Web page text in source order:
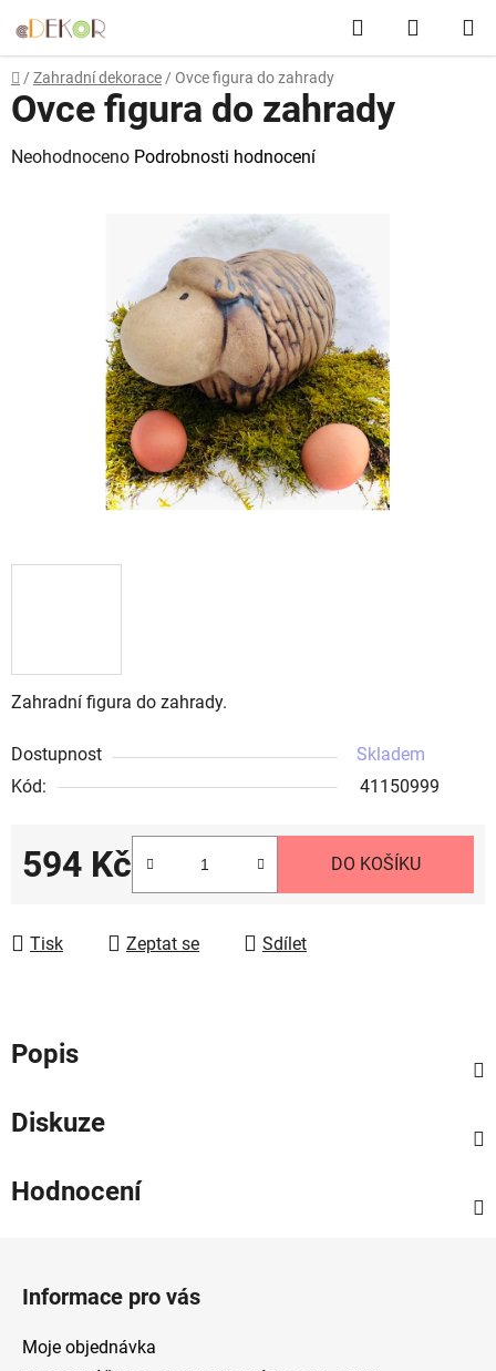
na
obsah
Hledat
KOŠÍK
Domů
/ Zahradní dekorace / Ovce figura do zahrady
Zahradní figura do zahrady.
Dostupnost
Skladem
Kód:
41150999
594 Kč DO KOŠÍKU
Tisk Zeptat se Sdílet
Ovce figura do zahrady
Průměrné
Neohodnoceno Podrobnosti hodnocení
Popis
Diskuze
Hodnocení
Informace pro vás
Moje objednávka